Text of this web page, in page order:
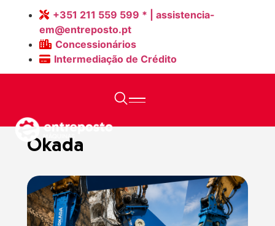
+351 211 559 599 * | assistencia-
em@entreposto.pt
Concessionários
Intermediação de Crédito
Okada
Okada